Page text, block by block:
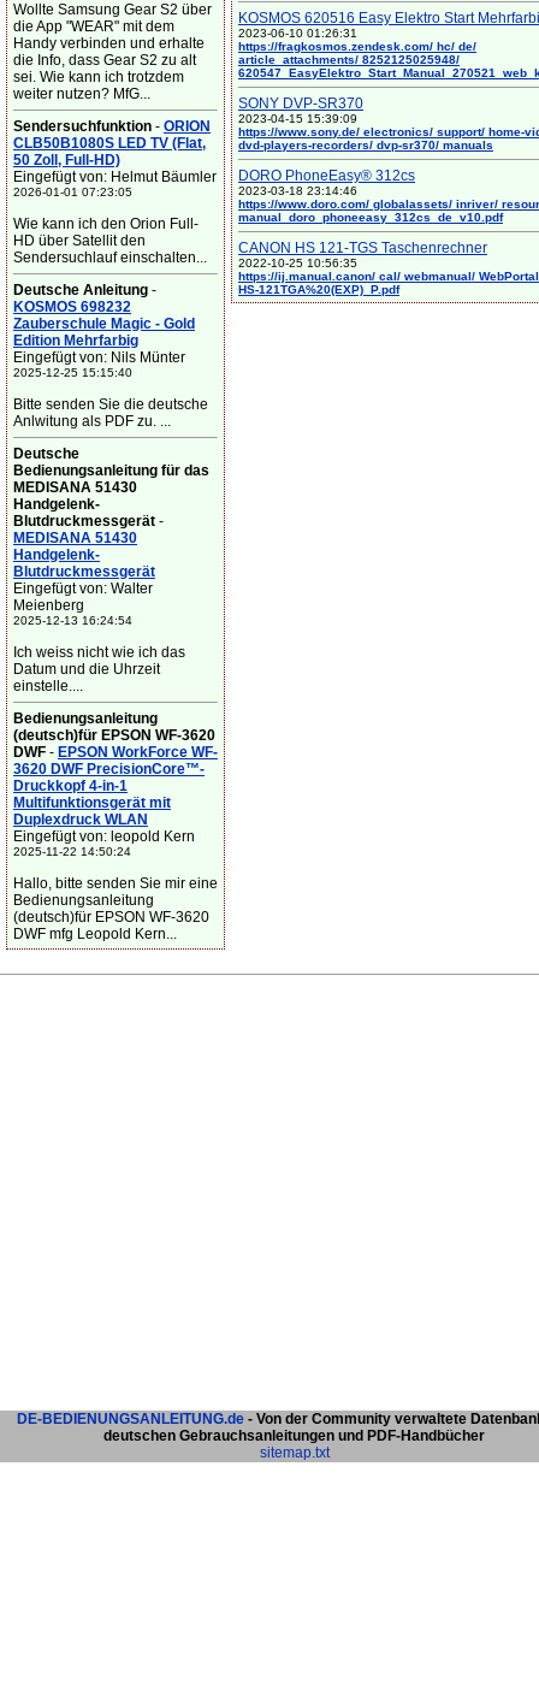
Wollte Samsung Gear S2 über
die App "WEAR" mit dem
Handy verbinden und erhalte
die Info, dass Gear S2 zu alt
sei. Wie kann ich trotzdem
weiter nutzen? MfG...
Sendersuchfunktion - ORION
CLB50B1080S LED TV (Flat,
50 Zoll, Full-HD)
Eingefügt von: Helmut Bäumler
2026-01-01 07:23:05
Wie kann ich den Orion Full-
HD über Satellit den
Sendersuchlauf einschalten...
Deutsche Anleitung -
KOSMOS 698232
Zauberschule Magic - Gold
Edition Mehrfarbig
Eingefügt von: Nils Münter
2025-12-25 15:15:40
Bitte senden Sie die deutsche
Anlwitung als PDF zu. ...
Deutsche
Bedienungsanleitung für das
MEDISANA 51430
Handgelenk-
Blutdruckmessgerät -
MEDISANA 51430
Handgelenk-
Blutdruckmessgerät
Eingefügt von: Walter
Meienberg
2025-12-13 16:24:54
Ich weiss nicht wie ich das
Datum und die Uhrzeit
einstelle....
Bedienungsanleitung
(deutsch)für EPSON WF-3620
DWF - EPSON WorkForce WF-
3620 DWF PrecisionCore™-
Druckkopf 4-in-1
Multifunktionsgerät mit
Duplexdruck WLAN
Eingefügt von: leopold Kern
2025-11-22 14:50:24
Hallo, bitte senden Sie mir eine
Bedienungsanleitung
(deutsch)für EPSON WF-3620
DWF mfg Leopold Kern...
KOSMOS 620516 Easy Elektro Start
2023-06-10 01:26:31
https://fragkosmos.zendesk.com/ hc/ de/
article_attachments/ 8252125025948/
SONY DVP-SR370
2023-04-15 15:39:09
https://www.sony.de/ electronics/ support/ home-
dvd-players-recorders/ dvp-sr370/ manuals
DORO PhoneEasy® 312cs
2023-03-18 23:14:46
https://www.doro.com/ globalassets/ inriver/
manual_doro_phoneeasy_312cs_de_v10.pdf
CANON HS 121-TGS Taschenrechner
2022-10-25 10:56:35
https://ij.manual.canon/ cal/ webmanual/
HS-121TGA%20(EXP)_P.pdf
DE-BEDIENUNGSANLEITUNG.de - Von der Community verwaltete
deutschen Gebrauchsanleitungen und PDF-Handbücher
sitemap.txt